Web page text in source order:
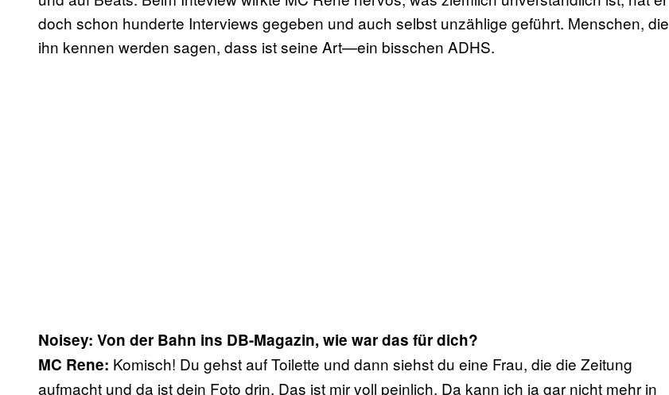
doch schon hunderte Interviews gegeben und auch selbst unzählige geführt. Menschen, die
ihn kennen werden sagen, dass ist seine Art—ein bisschen ADHS.
Noisey: Von der Bahn ins DB-Magazin, wie war das für dich?
MC Rene: Komisch! Du gehst auf Toilette und dann siehst du eine Frau, die die Zeitung
aufmacht und da ist dein Foto drin. Das ist mir voll peinlich. Da kann ich ja gar nicht mehr in